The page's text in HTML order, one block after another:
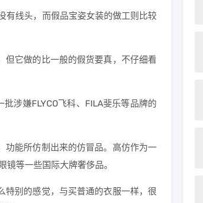
有线头，而假品宝姿女装的做工则比较
但它做的比一般的假货要真，不仔细看
涉嫌FLYCO飞科、FILA斐乐等品牌的
功能所仿制出来的仿冒品。高仿作为一
等一些国际大牌奢侈品。
特别的感觉，与买普通的衣服一样，很